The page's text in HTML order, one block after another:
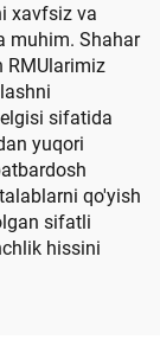
xavfsiz va
muhim. Shahar
RMUlarimiz
sifatida
yuqori
qo'yish
sifatli
hissini